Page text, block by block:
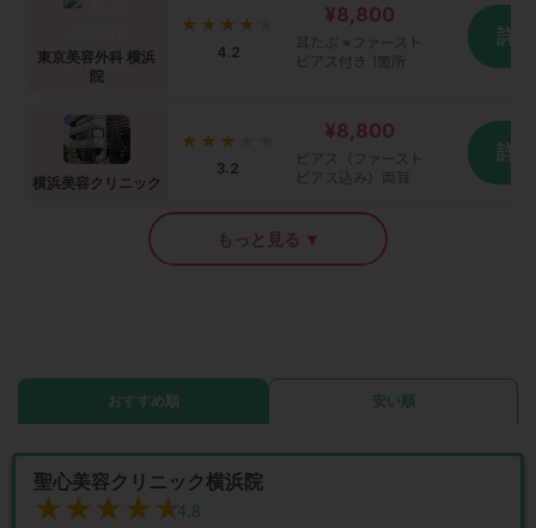
東京美容外科 横浜
院
★★★★
4.2
¥8,800
耳たぶ ※ファースト
ピアス付き 1箇所
詳
横浜美容クリニック
★★★
3.2
¥8,800
ピアス（ファースト
ピアス込み）両耳
詳
もっと見る ▼
おすすめ順 安い順
聖心美容クリニック横浜院
★★★★★
★★★★★4.8